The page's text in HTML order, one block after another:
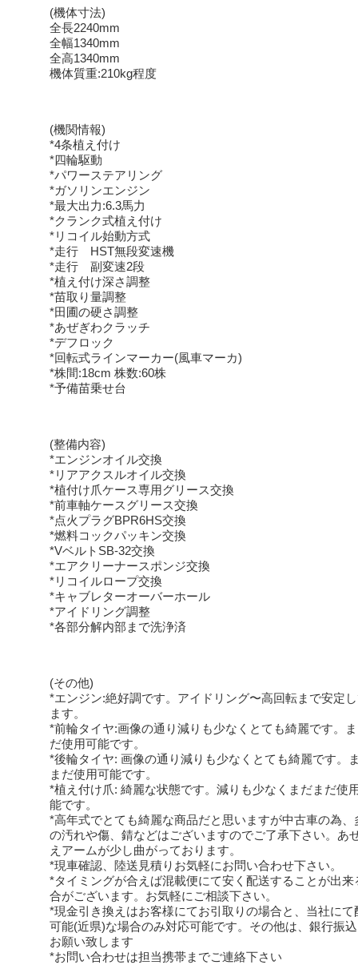
(機体寸法)
全長2240mm
全幅1340mm
全高1340mm
機体質重:210kg程度
(機関情報)
*4条植え付け
*四輪駆動
*パワーステアリング
*ガソリンエンジン
*最大出力:6.3馬力
*クランク式植え付け
*リコイル始動方式
*走行 HST無段変速機
*走行 副変速2段
*植え付け深さ調整
*苗取り量調整
*田圃の硬さ調整
*あぜぎわクラッチ
*デフロック
*回転式ラインマーカー(風車マーカ)
*株間:18cm 株数:60株
*予備苗乗せ台
(整備内容)
*エンジンオイル交換
*リアアクスルオイル交換
*植付け爪ケース専用グリース交換
*前車軸ケースグリース交換
*点火プラグBPR6HS交換
*燃料コックパッキン交換
*VベルトSB-32交換
*エアクリーナースポンジ交換
*リコイルロープ交換
*キャブレターオーバーホール
*アイドリング調整
*各部分解内部まで洗浄済
(その他)
*エンジン:絶好調です。アイドリング〜高回転まで安定
ます。
*前輪タイヤ:画像の通り減りも少なくとても綺麗です。
だ使用可能です。
*後輪タイヤ: 画像の通り減りも少なくとても綺麗です。
まだ使用可能です。
*植え付け爪: 綺麗な状態です。減りも少なくまだまだ使
能です。
*高年式でとても綺麗な商品だと思いますが中古車の為、
の汚れや傷、錆などはございますのでご了承下さい。あ
えアームが少し曲がっております。
*現車確認、陸送見積りお気軽にお問い合わせ下さい。
*タイミングが合えば混載便にて安く配送することが出来
合がございます。お気軽にご相談下さい。
*現金引き換えはお客様にてお引取りの場合と、当社にて
可能(近県)な場合のみ対応可能です。その他は、銀行振
お願い致します
*お問い合わせは担当携帯までご連絡下さい